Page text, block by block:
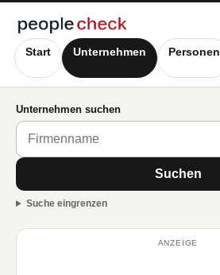
Start Unternehmen Personen
Unternehmen suchen
Suchen
Suche eingrenzen
ANZEIGE